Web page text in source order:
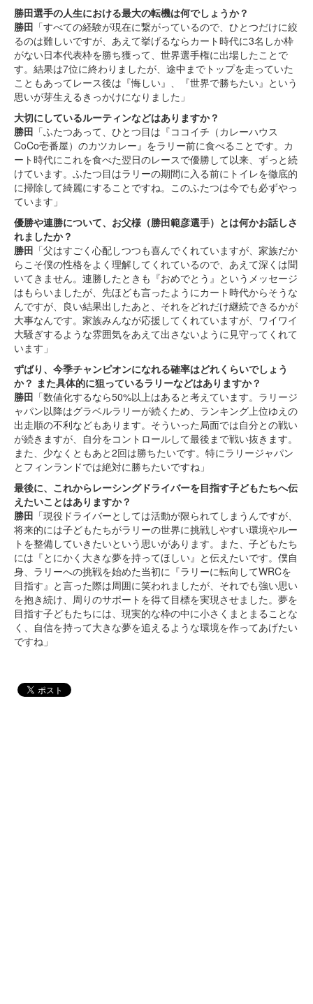
勝田選手の人生における最大の転機は何でしょうか？
勝田 「すべての経験が現在に繋がっているので、ひとつだけに絞
るのは難しいですが、あえて挙げるならカート時代に3名しか枠
がない日本代表枠を勝ち獲って、世界選手権に出場したことで
す。結果は7位に終わりましたが、途中までトップを走っていた
こともあってレース後は『悔しい』、『世界で勝ちたい』という
思いが芽生えるきっかけになりました」
大切にしているルーティンなどはありますか？
勝田 「ふたつあって、ひとつ目は『ココイチ（カレーハウス
CoCo壱番屋）のカツカレー』をラリー前に食べることです。カ
ート時代にこれを食べた翌日のレースで優勝して以来、ずっと続
けています。ふたつ目はラリーの期間に入る前にトイレを徹底的
に掃除して綺麗にすることですね。このふたつは今でも必ずやっ
ています」
優勝や連勝について、お父様（勝田範彦選手）とは何かお話しさ
れましたか？
勝田 「父はすごく心配しつつも喜んでくれていますが、家族だか
らこそ僕の性格をよく理解してくれているので、あえて深くは聞
いてきません。連勝したときも『おめでとう』というメッセージ
はもらいましたが、先ほども言ったようにカート時代からそうな
んですが、良い結果出したあと、それをどれだけ継続できるかが
大事なんです。家族みんなが応援してくれていますが、ワイワイ
大騒ぎするような雰囲気をあえて出さないように見守ってくれて
います」
ずばり、今季チャンピオンになれる確率はどれくらいでしょう
か？ また具体的に狙っているラリーなどはありますか？
勝田 「数値化するなら50%以上はあると考えています。ラリージ
ャパン以降はグラベルラリーが続くため、ランキング上位ゆえの
出走順の不利などもあります。そういった局面では自分との戦い
が続きますが、自分をコントロールして最後まで戦い抜きます。
また、少なくともあと2回は勝ちたいです。特にラリージャパン
とフィンランドでは絶対に勝ちたいですね」
最後に、これからレーシングドライバーを目指す子どもたちへ伝
えたいことはありますか？
勝田 「現役ドライバーとしては活動が限られてしまうんですが、
将来的には子どもたちがラリーの世界に挑戦しやすい環境やルー
トを整備していきたいという思いがあります。また、子どもたち
には『とにかく大きな夢を持ってほしい』と伝えたいです。僕自
身、ラリーへの挑戦を始めた当初に『ラリーに転向してWRCを
目指す』と言った際は周囲に笑われましたが、それでも強い思い
を抱き続け、周りのサポートを得て目標を実現させました。夢を
目指す子どもたちには、現実的な枠の中に小さくまとまることな
く、自信を持って大きな夢を追えるような環境を作ってあげたい
ですね」